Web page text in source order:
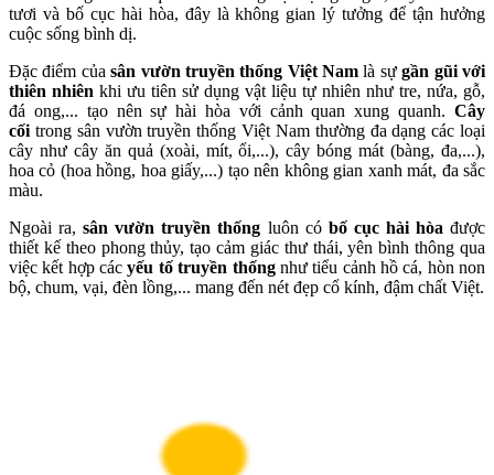
tươi và bố cục hài hòa, đây là không gian lý tưởng để tận hưởng
cuộc sống bình dị.
Đặc điểm củasân vườn truyền thống Việt Namlà sựgần gũi với
thiên nhiên khi ưu tiên sử dụng vật liệu tự nhiên như tre, nứa, gỗ,
đá ong,... tạo nên sự hài hòa với cảnh quan xung quanh. Cây
cối trong sân vườn truyền thống Việt Nam thường đa dạng các loại
cây như cây ăn quả (xoài, mít, ổi,...), cây bóng mát (bàng, đa,...),
hoa cỏ (hoa hồng, hoa giấy,...) tạo nên không gian xanh mát, đa sắc
màu.
Ngoài ra,sân vườn truyền thống luôn có bố cục hài hòađược
thiết kế theo phong thủy, tạo cảm giác thư thái, yên bình thông qua
việc kết hợp các yếu tố truyền thốngnhư tiểu cảnh hồ cá, hòn non
bộ, chum, vại, đèn lồng,... mang đến nét đẹp cổ kính, đậm chất Việt.